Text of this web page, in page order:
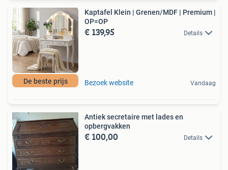
De beste prijs
Kaptafel Klein | Grenen/MDF | Premium |
OP=OP
€ 139,95 Details
Bezoek website Vandaag
Antiek secretaire met lades en
opbergvakken
€ 100,00 Details